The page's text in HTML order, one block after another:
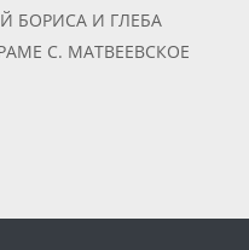
БОРИСА И ГЛЕБА
С. МАТВЕЕВСКОЕ